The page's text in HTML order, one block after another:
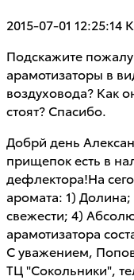
2015-07-01 12:25:14
Подскажите
арамотизаторы в
воздуховода? Как
стоят? Спасибо.
Добрй день
прищепок есть в
дефлектора!На
аромата: 1)
свежести; 4)
арамотизатора
С уважением,
ТЦ "Сокольники",